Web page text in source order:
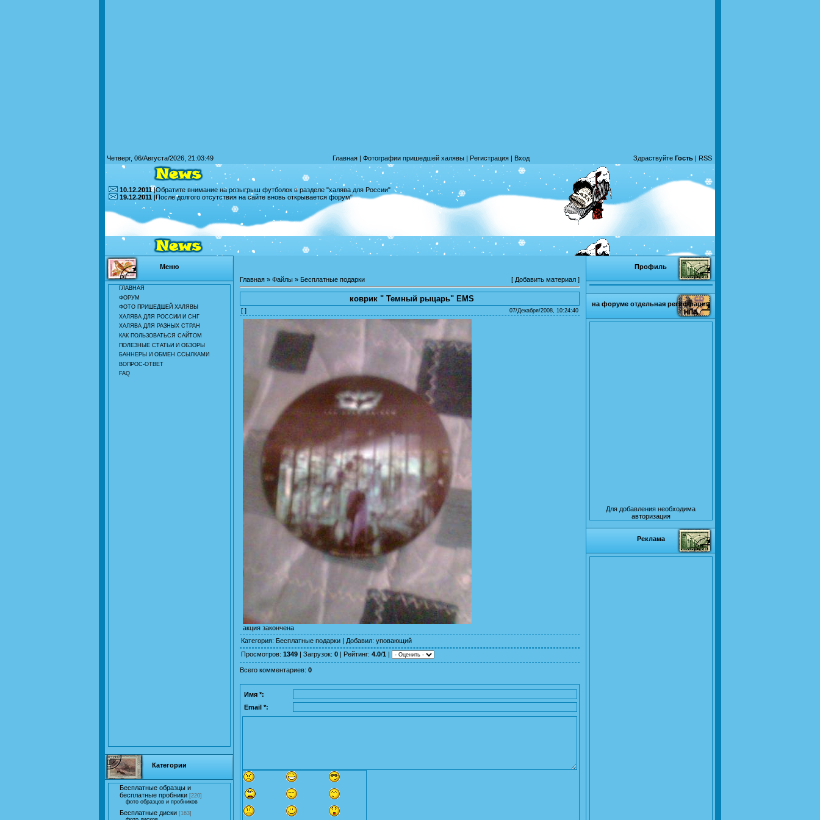
Четверг, 06/Августа/2026, 21:03:49 Главная| Фотографии пришедшей халявы| Регистрация| Вход Здраствуйте Гость | RSS
10.12.2011|Обратите внимание на розыгрыш футболок в разделе "халява для России"
19.12.2011 |После долгого отсутствия на сайте вновь открывается форум"
Меню
ГЛАВНАЯ
ФОРУМ
ФОТО ПРИШЕДШЕЙ ХАЛЯВЫ
ХАЛЯВА ДЛЯ РОССИИ И СНГ
ХАЛЯВА ДЛЯ РАЗНЫХ СТРАН
КАК ПОЛЬЗОВАТЬСЯ САЙТОМ
ПОЛЕЗНЫЕ СТАТЬИ И ОБЗОРЫ
БАННЕРЫ И ОБМЕН ССЫЛКАМИ
ВОПРОС-ОТВЕТ
FAQ
Категории
Бесплатные образцы и
бесплатные пробники [220]
фото образцов и пробников
Бесплатные диски [163]
Главная » Файлы » Бесплатные подарки [ Добавить материал ]
коврик " Темный рыцарь" EMS
[ ] 07/Декабря/2008, 10:24:40
акция закончена
Категория: Бесплатные подарки | Добавил: уповающий
Просмотров: 1349 | Загрузок: 0 | Рейтинг: 4.0/1 |
Всего комментариев: 0
Имя *:
Email *:
Профиль
на форуме отдельная регистрация
Для добавления необходима
авторизация
Реклама